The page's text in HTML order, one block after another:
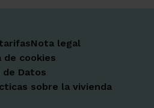
Nota legal
de cookies
Datos
sobre la vivienda